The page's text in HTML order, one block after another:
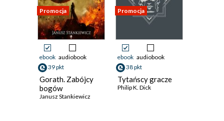
Promocja
ebook audiobook
39 pkt
Gorath. Zabójcy
bogów
Janusz Stankiewicz
Promocja
ebook audiobook
38 pkt
Tytańscy gracze
Philip K. Dick